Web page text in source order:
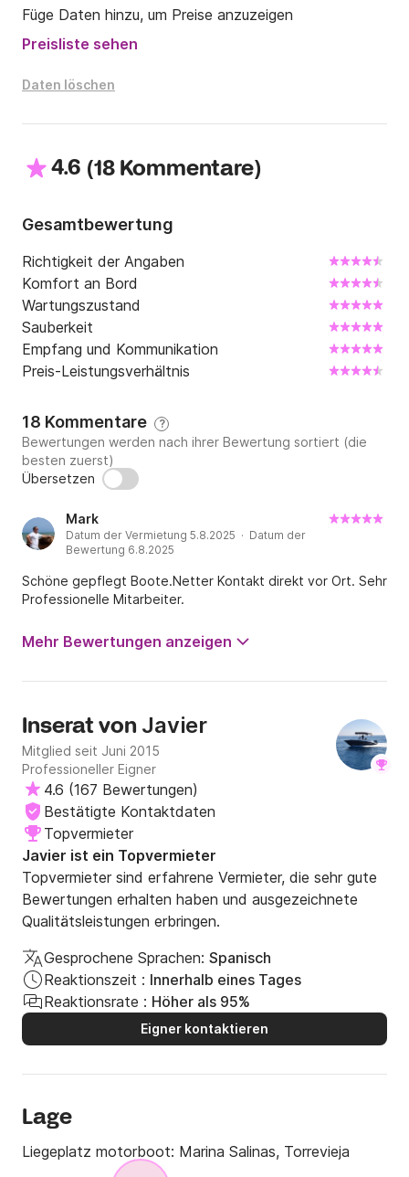
Füge Daten hinzu, um Preise anzuzeigen
Preisliste sehen
Daten löschen
4.6 (18 Kommentare)
Gesamtbewertung
Richtigkeit der Angaben
Komfort an Bord
Wartungszustand
Sauberkeit
Empfang und Kommunikation
Preis-Leistungsverhältnis
18 Kommentare ?
Bewertungen werden nach ihrer Bewertung sortiert (die
besten zuerst)
Übersetzen
Mark
Datum der Vermietung 5.8.2025 · Datum der
Bewertung 6.8.2025
Schöne gepflegt Boote.Netter Kontakt direkt vor Ort. Sehr
Professionelle Mitarbeiter.
Mehr Bewertungen anzeigen
Inserat von Javier
Mitglied seit Juni 2015
Professioneller Eigner
4.6 (167 Bewertungen)
Bestätigte Kontaktdaten
Topvermieter
Javier ist ein Topvermieter
Topvermieter sind erfahrene Vermieter, die sehr gute
Bewertungen erhalten haben und ausgezeichnete
Qualitätsleistungen erbringen.
Gesprochene Sprachen: Spanisch
Reaktionszeit : Innerhalb eines Tages
Reaktionsrate : Höher als 95%
Eigner kontaktieren
Lage
Liegeplatz motorboot: Marina Salinas, Torrevieja